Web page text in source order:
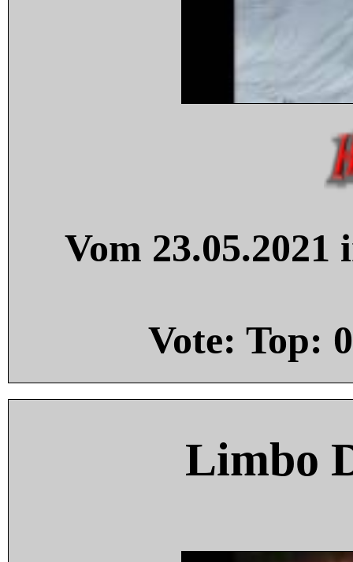
Vom
Vote: Top: 0
Limbo